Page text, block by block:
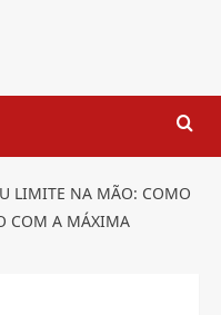
LIMITE NA MÃO: COMO
COM A MÁXIMA